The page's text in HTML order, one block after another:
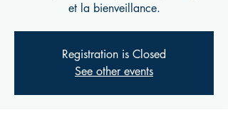
et la bienveillance.
Registration is Closed
See other events